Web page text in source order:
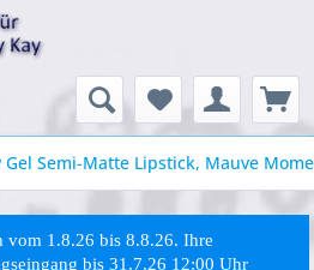
Gel Semi-Matte Lipstick, Mauve
vom 1.8.26 bis 8.8.26. Ihre
bis 31.7.26 12:00 Uhr